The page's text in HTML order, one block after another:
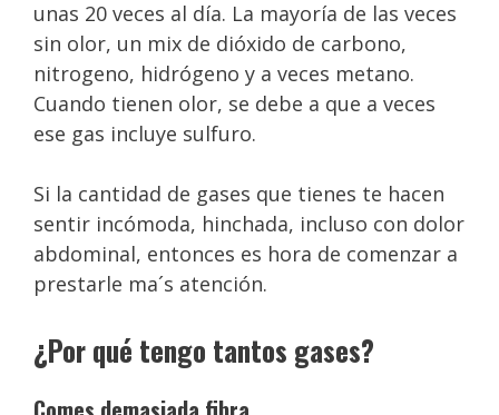
unas 20 veces al día. La mayoría de las veces
sin olor, un mix de dióxido de carbono,
nitrogeno, hidrógeno y a veces metano.
Cuando tienen olor, se debe a que a veces
ese gas incluye sulfuro.
Si la cantidad de gases que tienes te hacen
sentir incómoda, hinchada, incluso con dolor
abdominal, entonces es hora de comenzar a
prestarle ma´s atención.
¿Por qué tengo tantos gases?